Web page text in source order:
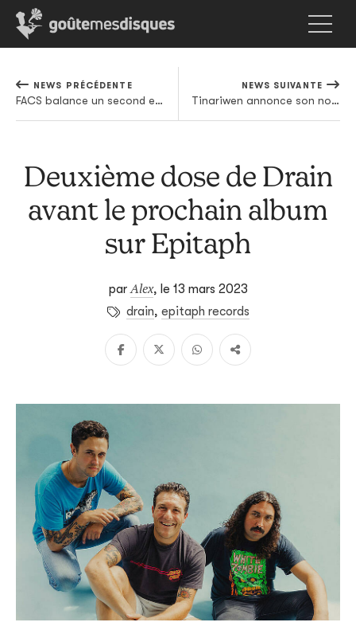
NEWS PRÉCÉDENTE
FACS balance un second extrait de Still Life In Decay
NEWS SUIVANTE
Tinariwen annonce son nouvel album pour le mois de mai
Deuxième dose de Drain
avant le prochain album
sur Epitaph
parAlex, le 13 mars 2023
drain, epitaph records